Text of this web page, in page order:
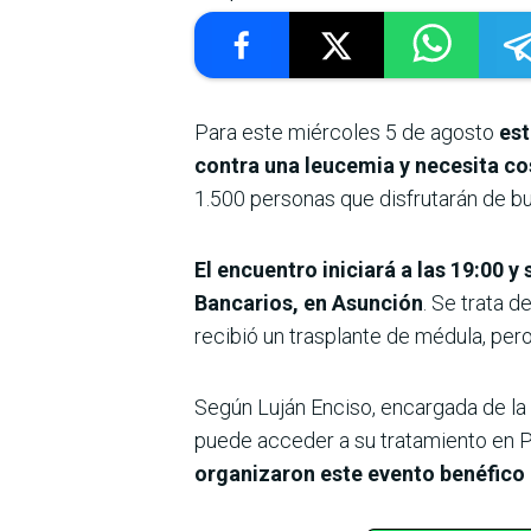
Para este miércoles 5 de agosto
contra una leucemia y necesita
1.500 personas que disfrutarán de
El encuentro iniciará a las 19:00
Bancarios, en Asunción . Se trata
recibió un trasplante de médula,
Según Luján Enciso, encargada de
puede acceder a su tratamiento en
organizaron este evento benéfico